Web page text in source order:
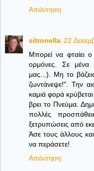
Απάντηση
sitronella 22
Μπορεί να φταίει
ορμόνες. Σε μένα
μας...). Μη το
ζωντάνεψε!". Την
καμιά φορά
βρει το Πνεύμα.
πολλές
ξετρυπώσεις από
Άσε τους άλλους
να περάσετε!
Απάντηση